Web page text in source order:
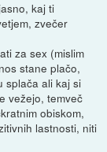
kaj ti
zvečer
za sex (mislim
stane plačo,
splača ali kaj si
vežejo, temveč
obiskom,
lastnosti, niti